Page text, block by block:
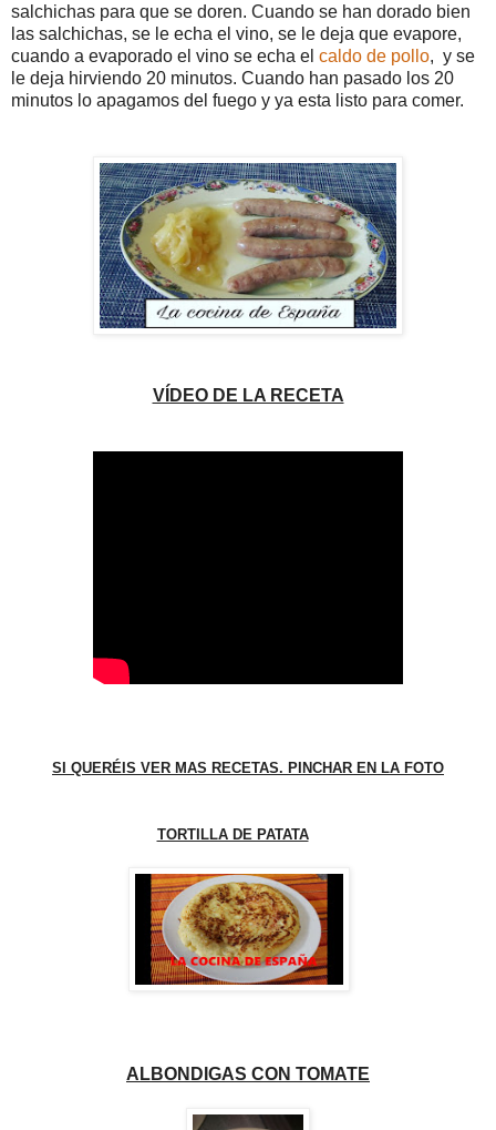
salchichas para que se doren. Cuando se han dorado bien
las salchichas, se le echa el vino, se le deja que evapore,
cuando a evaporado el vino se echa el caldo de pollo, y se
le deja hirviendo 20 minutos. Cuando han pasado los 20
minutos lo apagamos del fuego y ya esta listo para comer.
VÍDEO DE LA RECETA
SI QUERÉIS VER MAS RECETAS. PINCHAR EN LA FOTO
TORTILLA DE PATATA
ALBONDIGAS CON TOMATE